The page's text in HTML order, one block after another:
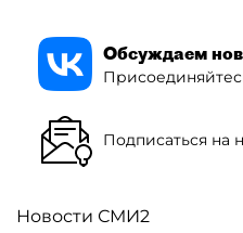
Обсуждаем
Подписаться на
Новости СМИ2